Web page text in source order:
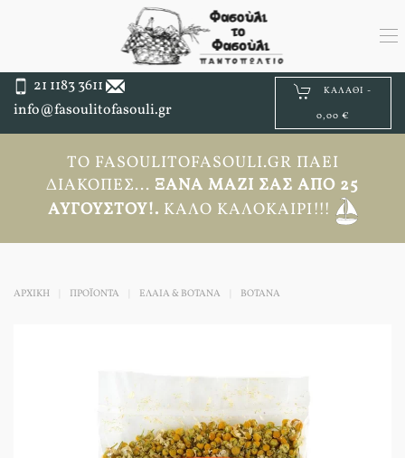
21 1183 3611
info@fasoulitofasouli.gr
ΚΑΛΆΘΙ -
0,00 €
ΤΟ FASOULITOFASOULI.GR ΠΆΕΙ
ΔΙΑΚΟΠΈΣ... ΞΑΝΆ ΜΑΖΊ ΣΑΣ ΑΠΟ 25
ΑΥΓΟΎΣΤΟΥ!. ΚΑΛΌ ΚΑΛΟΚΑΊΡΙ!!!
ΑΡΧΙΚΉ ΠΡΟΪΟΝΤΑ ΕΛΑΙΑ & ΒΟΤΑΝΑ ΒΌΤΑΝΑ